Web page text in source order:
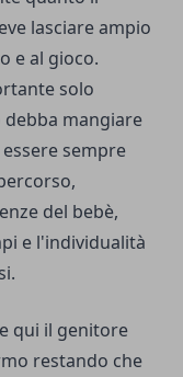
lasciare ampio
e al gioco.
solo
mangiare
sempre
del bebè,
e l'individualità
qui il genitore
restando che